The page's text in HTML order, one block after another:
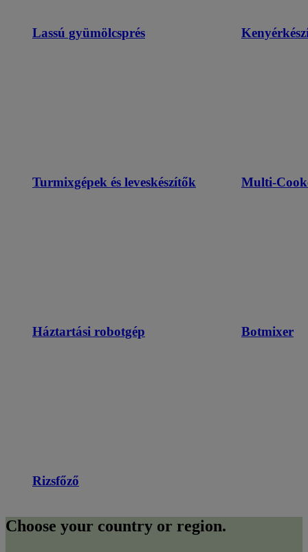
Lassú gyümölcsprés
Turmixgépek és leveskészítők Multi-
Háztartási robotgép Botmixer
Rizsfőző
Choose your country or region.